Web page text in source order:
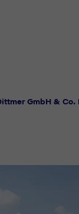
GmbH & Co.